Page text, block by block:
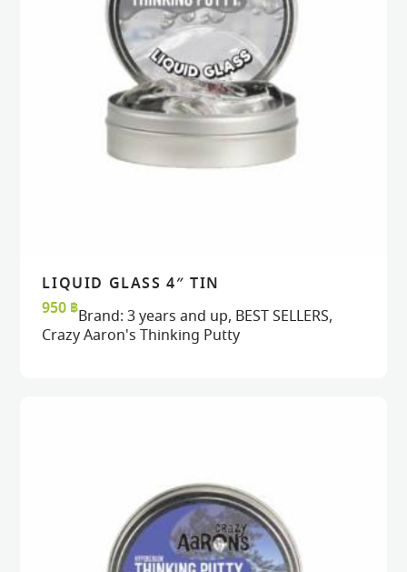
LIQUID GLASS 4″ TIN
950 ฿Brand:3 years and up, BEST SELLERS,
Crazy Aaron's Thinking Putty